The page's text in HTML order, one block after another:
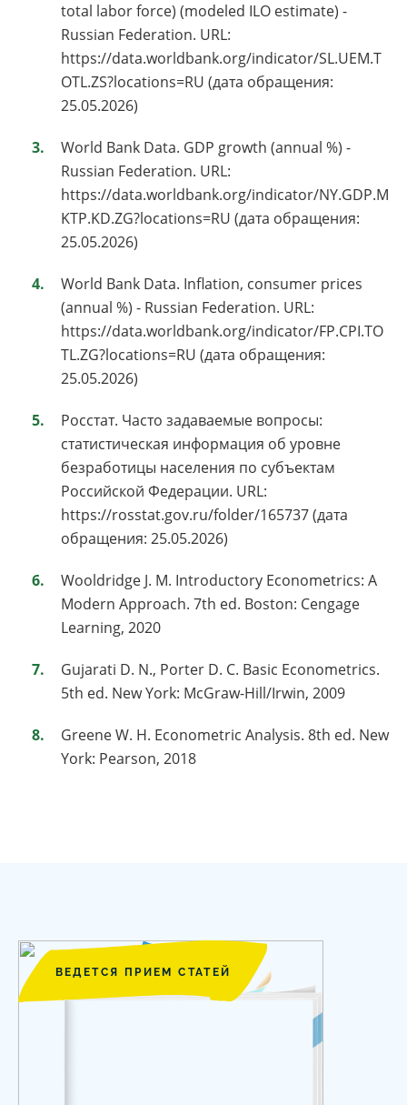
total labor force) (modeled ILO estimate) -
Russian Federation. URL:
https://data.worldbank.org/indicator/SL.UEM.T
OTL.ZS?locations=RU (дата обращения:
25.05.2026)
World Bank Data. GDP growth (annual %) -
Russian Federation. URL:
https://data.worldbank.org/indicator/NY.GDP.M
KTP.KD.ZG?locations=RU (дата обращения:
25.05.2026)
World Bank Data. Inflation, consumer prices
(annual %) - Russian Federation. URL:
https://data.worldbank.org/indicator/FP.CPI.TO
TL.ZG?locations=RU (дата обращения:
25.05.2026)
Росстат. Часто задаваемые вопросы:
статистическая информация об уровне
безработицы населения по субъектам
Российской Федерации. URL:
https://rosstat.gov.ru/folder/165737 (дата
обращения: 25.05.2026)
Wooldridge J. M. Introductory Econometrics: A
Modern Approach. 7th ed. Boston: Cengage
Learning, 2020
Gujarati D. N., Porter D. C. Basic Econometrics.
5th ed. New York: McGraw-Hill/Irwin, 2009
Greene W. H. Econometric Analysis. 8th ed. New
York: Pearson, 2018
ВЕДЕТСЯ ПРИЕМ СТАТЕЙ